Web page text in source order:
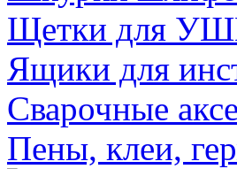
Щетки для
Ящики для
Сварочные
Пены, клеи,